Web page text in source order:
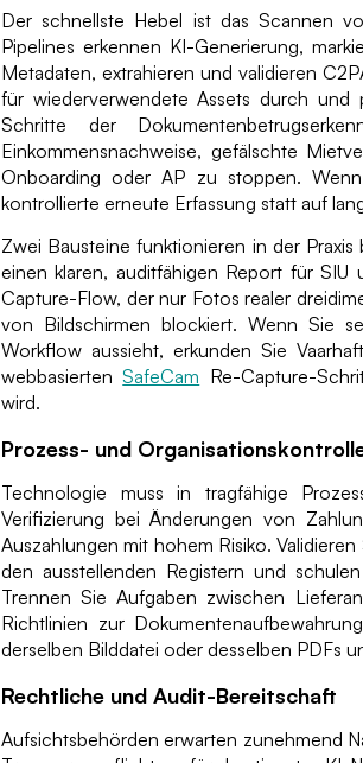
Der schnellste Hebel ist das Scannen
Pipelines erkennen KI-Generierung,
Metadaten, extrahieren und validieren
für wiederverwendete Assets durch und
Schritte der
Einkommensnachweise, gefälschte
Onboarding oder AP zu stoppen.
kontrollierte erneute Erfassung statt auf
Zwei Bausteine funktionieren in der
einen klaren, auditfähigen Report für
Capture-Flow, der nur Fotos realer
von Bildschirmen blockiert. Wenn Sie
Workflow aussieht, erkunden Sie
webbasiertenSafeCam Re-Capture-
wird.
Prozess- und
Technologie muss in tragfähige
Verifizierung bei Änderungen von
Auszahlungen mit hohem Risiko.
den ausstellenden Registern und
Trennen Sie Aufgaben zwischen
Richtlinien zur
derselben Bilddatei oder desselben PDFs
Rechtliche und Audit-Bereitschaft
Aufsichtsbehörden erwarten zunehmend